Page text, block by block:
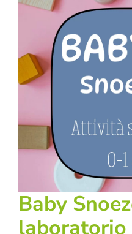
Baby
laboratorio